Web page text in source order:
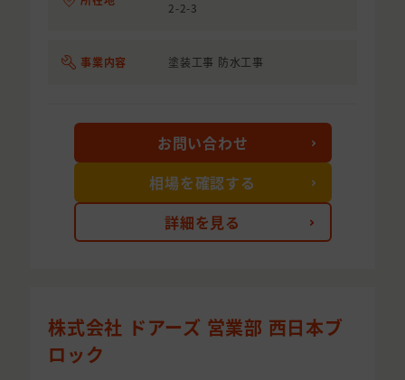
2-2-3
事業内容 塗装工事 防水工事
詳細を見る
お問い合わせ
相場を確認する
株式会社 ドアーズ 営業部 西日本ブ
ロック